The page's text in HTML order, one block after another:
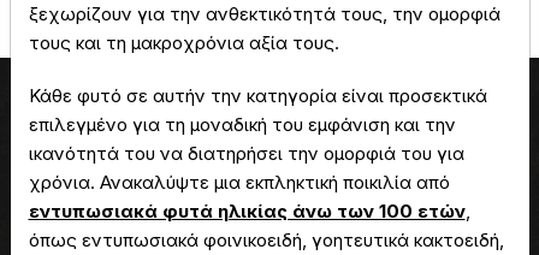
Εχίνοπας
ξεχωρίζουν για την ανθεκτικότητά τους, την ομορφιά
τους και τη μακροχρόνια αξία τους.
Κάθε φυτό σε αυτήν την κατηγορία είναι προσεκτικά
επιλεγμένο για τη μοναδική του εμφάνιση και την
ικανότητά του να διατηρήσει την ομορφιά του για
χρόνια. Ανακαλύψτε μια εκπληκτική ποικιλία από
εντυπωσιακά φυτά ηλικίας άνω των 100 ετών,
όπως εντυπωσιακά φοινικοειδή, γοητευτικά κακτοειδή,